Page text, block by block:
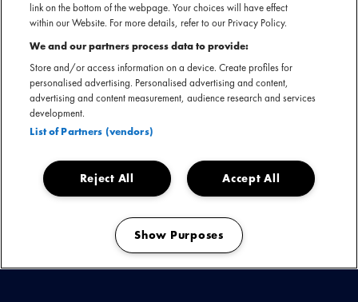
link on the bottom of the webpage. Your choices will have effect
within our Website. For more details, refer to our Privacy Policy.
We and our partners process data to provide:
Store and/or access information on a device. Create profiles for
personalised advertising. Personalised advertising and content,
advertising and content measurement, audience research and services
development.
List of Partners (vendors)
Accept All
Reject All
Show Purposes